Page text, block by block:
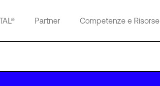
Partner Competenze e Risorse